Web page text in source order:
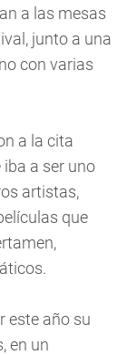
a las mesas
junto a una
con varias
a la cita
a ser uno
artistas,
que
este año su
en un